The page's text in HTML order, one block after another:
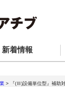
新着情報
> 『(Ⅲ)設備単位型』補助